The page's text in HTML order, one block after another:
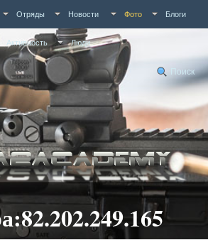
Отряды Новости Фото Блоги
Активность Люди
Поиск